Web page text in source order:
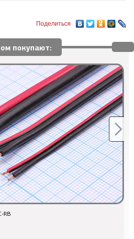
Поделиться
покупают:
RB